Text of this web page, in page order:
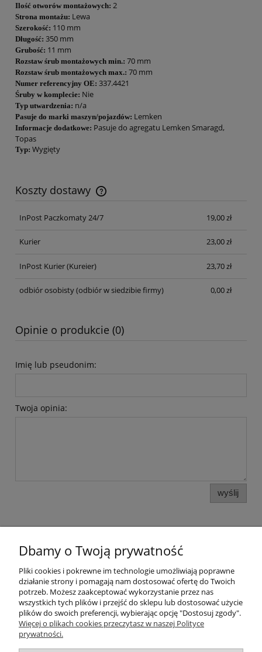
Ilość otworów montażowych: 2
Strona montażu: Lewa
Szerokość: 110 mm
Długość: 350 mm
Grubość: 11 mm
Rozstaw śrub montażowych min.: 70 mm
Rozstaw śrub montażowych max.: 70 mm
Numer referencyjny OE: 337.4421
Śruby w komplecie: Nie
Typ utwardzenia: n/a
Pasuje do marki maszyn/pojazdów: Lemken
Informacje dodatkowe: Pasuje do agregatu Lemken Smaragd,
Topas
Typ: Wygięty
Koszty dostawy
Cena nie zawiera ewentualnych kosztów płatności
InPost Paczkomaty 24/7
19,00 zł
Kurier 23,00 zł
InPost Kurier(Kureier) 23,70 zł
odbiór osobisty(odbiór w siedzibie firmy) 0,00 zł
Opinie o produkcie (0)
Imię lub pseudonim:
Twoja opinia:
wyślij
Moje konto
Płatności i dostawa
Dbamy o Twoją prywatność
Pliki cookies i pokrewne im technologie umożliwiają poprawne
działanie strony i pomagają nam dostosować ofertę do Twoich
potrzeb. Możesz zaakceptować wykorzystanie przez nas
wszystkich tych plików i przejść do sklepu lub dostosować użycie
plików do swoich preferencji, wybierając opcję "Dostosuj zgody".
Więcej o plikach cookies przeczytasz w naszej Polityce
prywatności.